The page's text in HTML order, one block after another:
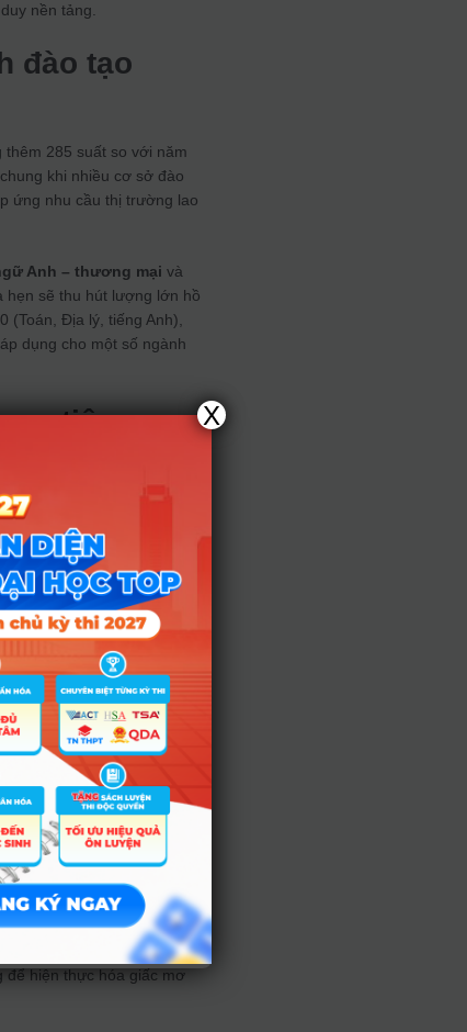
nền tảng.
đào tạo
thêm 285 suất so với năm
khi nhiều cơ sở đào
ứng nhu cầu thị trường lao
Anh – thương mại và
hẹn sẽ thu hút lượng lớn hồ
(Toán, Địa lý, tiếng Anh),
dụng cho một số ngành
ưu tiên
Giáo dục và Đào tạo.
chỉ IELTS từ 6.0 trở lên
V-SAT.
khuyến khích dao động từ
tập. Điều này tạo lợi thế
tư duy từ bậc trung học.
từ 0,86 đến 1,75 triệu
như Công nghệ thông tin
và cơ sở vật chất.
điểm (trên thang 40),
với những thí sinh chưa
tại
đợt tuyển bổ sung của
để hiện thực hóa giấc mơ
X